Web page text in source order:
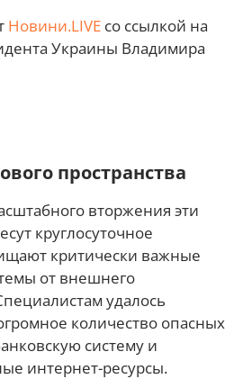
Новини.LIVE со ссылкой на
Украины Владимира
пространства
вторжения эти
круглосуточное
критически важные
от внешнего
удалось
количество опасных
систему и
интернет-ресурсы.